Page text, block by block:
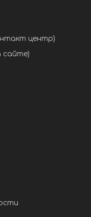
центр)
сайте)